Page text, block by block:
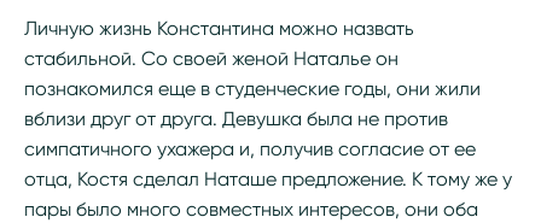
Личную жизнь Константина можно назвать
стабильной. Со своей женой Наталье он
познакомился еще в студенческие годы, они жили
вблизи друг от друга. Девушка была не против
симпатичного ухажера и, получив согласие от ее
отца, Костя сделал Наташе предложение. К тому же у
пары было много совместных интересов, они оба